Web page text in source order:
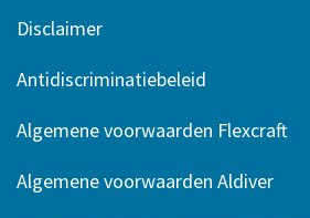
Disclaimer
Antidiscriminatiebeleid
Algemene voorwaarden Flexcraft
Algemene voorwaarden Aldiver